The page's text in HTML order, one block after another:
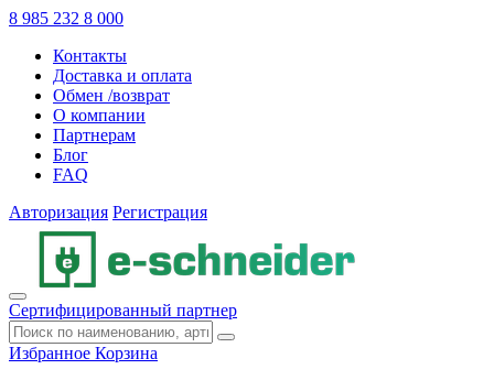
8 985 232 8 000
Контакты
Доставка и оплата
Обмен /возврат
О компании
Партнерам
Блог
FAQ
Авторизация Регистрация
Сертифицированный партнер
Избранное Корзина